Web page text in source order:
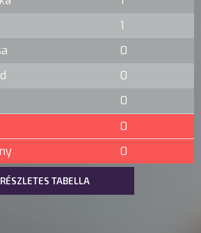
1
0
0
0
0
0
RÉSZLETES TABELLA